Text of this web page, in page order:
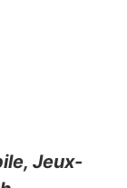
Jeux-